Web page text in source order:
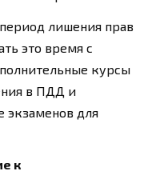
лишения прав
это время с
курсы
в ПДД и
экзаменов для
к